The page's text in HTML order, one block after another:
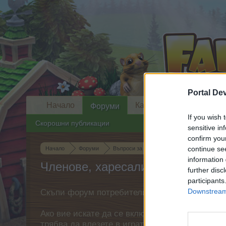
Portal
If you wish
sensitive
confirm
continue
information
further
Начало Форуми Въпроси за играта Дискусии за играта
Членове, харесали съобщение
Скъпи форум потребители,
Ако вие искате да се включите активно във
Начало Форуми
Скорошни публикации
Календар